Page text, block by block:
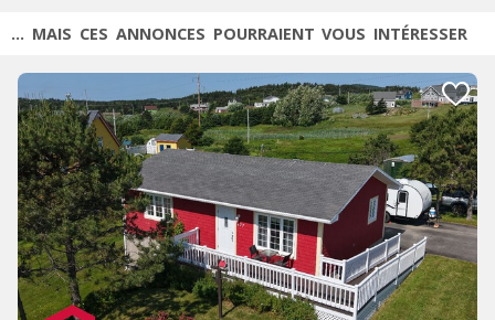
... MAIS CES ANNONCES POURRAIENT VOUS INTÉRESSER